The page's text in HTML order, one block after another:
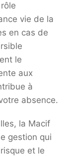
vie de la
en cas de
le
aux
à
absence.
la Macif
gestion qui
et le